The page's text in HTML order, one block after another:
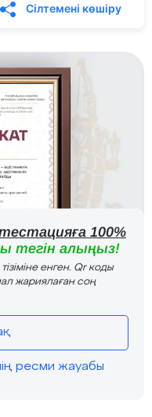
Сілтемені көшіру
100%
тегін алыңыз!
енген. Qr коды
жариялаған соң
ресми жауабы